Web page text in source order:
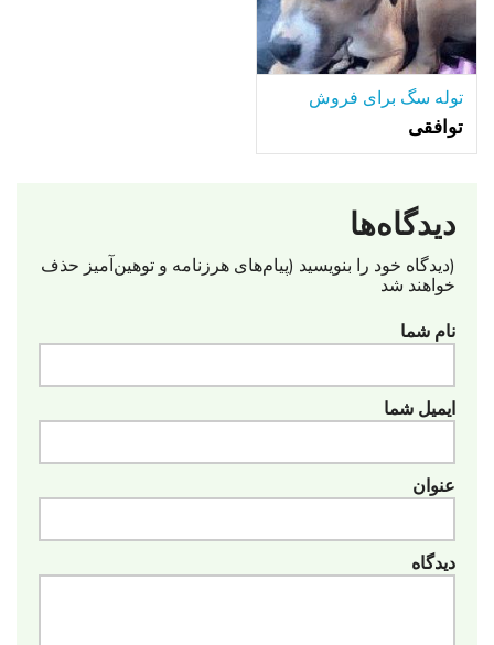
توله سگ برای فروش
توافقی
دیدگاه‌ها
(دیدگاه خود را بنویسید (پیام‌های هرزنامه‌ و توهین‌آمیز حذف
خواهند شد
نام شما
ایمیل شما
عنوان
دیدگاه